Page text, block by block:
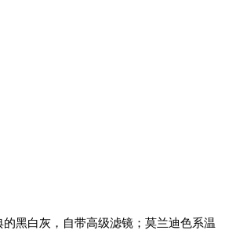
黑白灰，自带高级滤镜；莫兰迪色系温